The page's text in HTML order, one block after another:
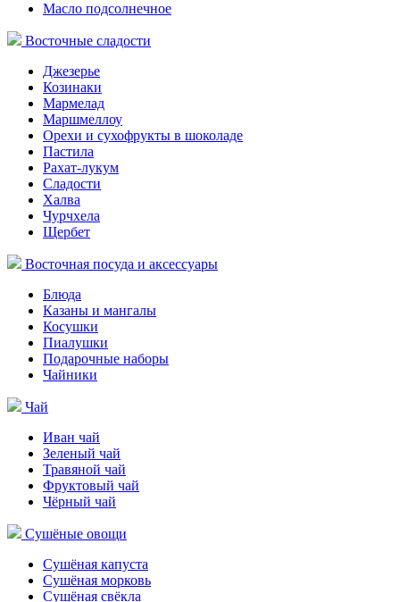
Масло подсолнечное
Восточные сладости
Джезерье
Козинаки
Мармелад
Маршмеллоу
Орехи и сухофрукты в шоколаде
Пастила
Рахат-лукум
Сладости
Халва
Чурчхела
Щербет
Восточная посуда и аксессуары
Блюда
Казаны и мангалы
Косушки
Пиалушки
Подарочные наборы
Чайники
Чай
Иван чай
Зеленый чай
Травяной чай
Фруктовый чай
Чёрный чай
Сушёные овощи
Сушёная капуста
Сушёная морковь
Сушёная свёкла